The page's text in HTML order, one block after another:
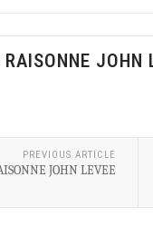
JOHN
PREVIOUS ARTICLE
JOHN LEVEE